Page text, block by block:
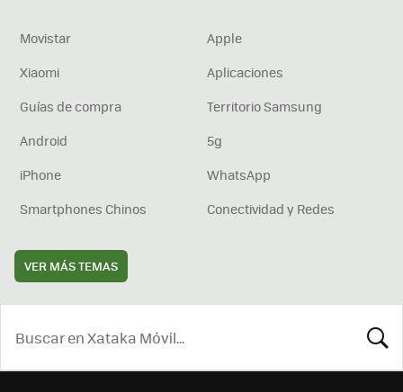
Movistar
Apple
Xiaomi
Aplicaciones
Guías de compra
Territorio Samsung
Android
5g
iPhone
WhatsApp
Smartphones Chinos
Conectividad y Redes
VER MÁS TEMAS